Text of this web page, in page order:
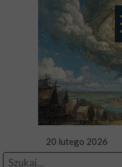
20 lutego 2026